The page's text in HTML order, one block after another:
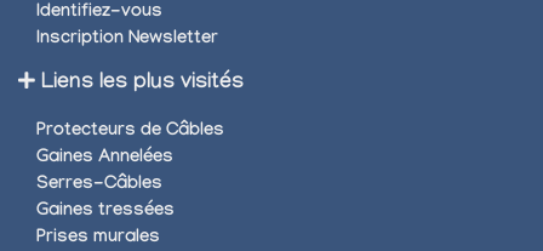
Identifiez-vous
Inscription Newsletter
Liens les plus visités
Protecteurs de Câbles
Gaines Annelées
Serres-Câbles
Gaines tressées
Prises murales